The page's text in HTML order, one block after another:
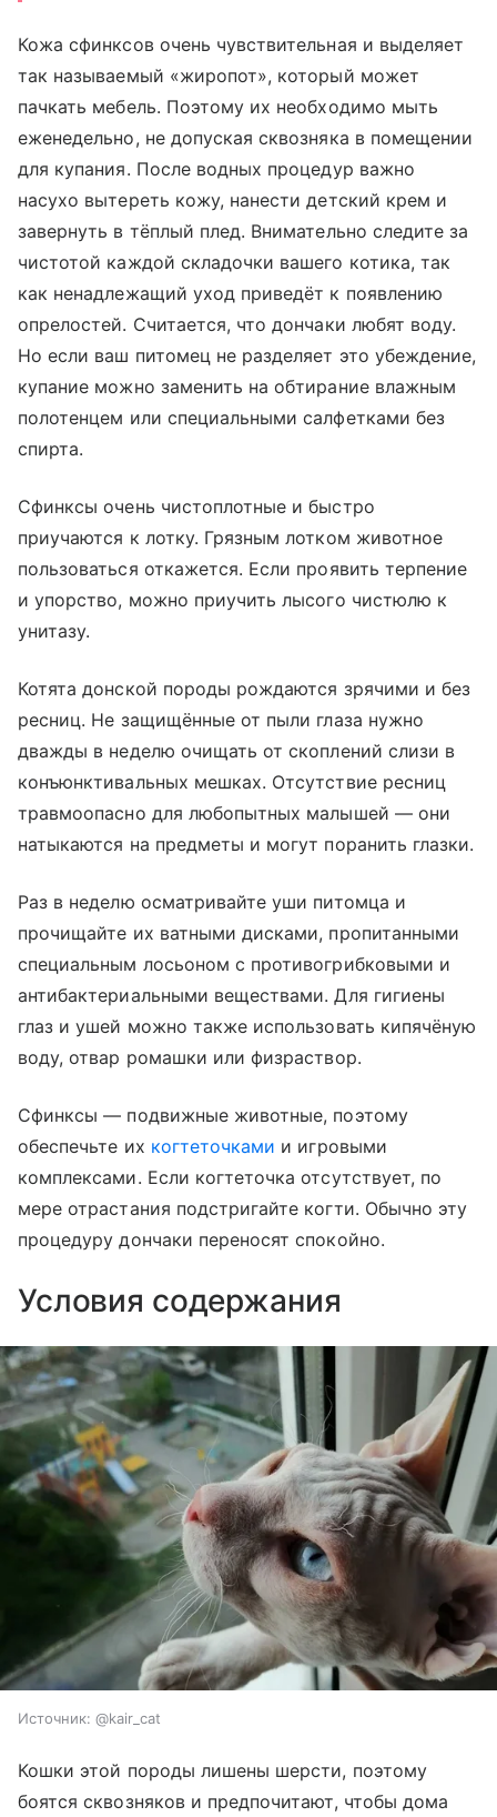
Кожа сфинксов очень чувствительная и выделяет
так называемый «жиропот», который может
пачкать мебель. Поэтому их необходимо мыть
еженедельно, не допуская сквозняка в помещении
для купания. После водных процедур важно
насухо вытереть кожу, нанести детский крем и
завернуть в тёплый плед. Внимательно следите за
чистотой каждой складочки вашего котика, так
как ненадлежащий уход приведёт к появлению
опрелостей. Считается, что дончаки любят воду.
Но если ваш питомец не разделяет это убеждение,
купание можно заменить на обтирание влажным
полотенцем или специальными салфетками без
спирта.
Сфинксы очень чистоплотные и быстро
приучаются к лотку. Грязным лотком животное
пользоваться откажется. Если проявить терпение
и упорство, можно приучить лысого чистюлю к
унитазу.
Котята донской породы рождаются зрячими и без
ресниц. Не защищённые от пыли глаза нужно
дважды в неделю очищать от скоплений слизи в
конъюнктивальных мешках. Отсутствие ресниц
травмоопасно для любопытных малышей — они
натыкаются на предметы и могут поранить глазки.
Раз в неделю осматривайте уши питомца и
прочищайте их ватными дисками, пропитанными
специальным лосьоном с противогрибковыми и
антибактериальными веществами. Для гигиены
глаз и ушей можно также использовать кипячёную
воду, отвар ромашки или физраствор.
Сфинксы — подвижные животные, поэтому
обеспечьте их когтеточками и игровыми
комплексами. Если когтеточка отсутствует, по
мере отрастания подстригайте когти. Обычно эту
процедуру дончаки переносят спокойно.
Условия содержания
Источник: @kair_cat
Кошки этой породы лишены шерсти, поэтому
боятся сквозняков и предпочитают, чтобы дома